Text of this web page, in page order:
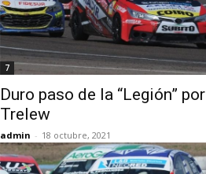
7
Duro paso de la “Legión” por
Trelew
admin - 18 octubre, 2021